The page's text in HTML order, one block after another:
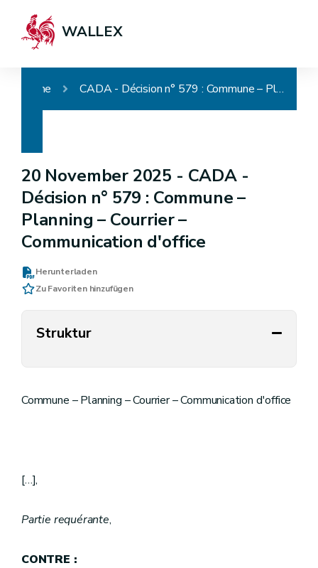
WALLEX
Home CADA - Décision n° 579 : Commune – Planning – Courrier – Communication d'office
20 November 2025 - CADA -
Décision n° 579 : Commune –
Planning – Courrier –
Communication d'office
Herunterladen
Zu Favoriten hinzufügen
Struktur
Commune – Planning – Courrier – Communication d'office
[…],
Partie requérante,
CONTRE :